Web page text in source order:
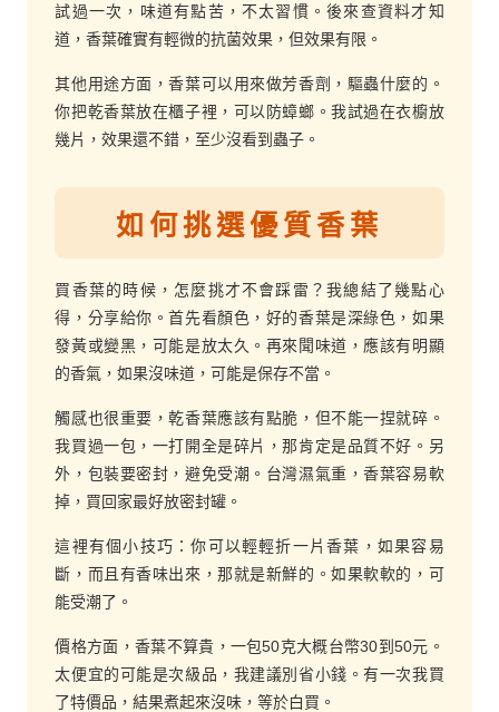
試過一次，味道有點苦，不太習慣。後來查資料才知
道，香葉確實有輕微的抗菌效果，但效果有限。
其他用途方面，香葉可以用來做芳香劑，驅蟲什麼的。
你把乾香葉放在櫃子裡，可以防蟑螂。我試過在衣櫥放
幾片，效果還不錯，至少沒看到蟲子。
如何挑選優質香葉
買香葉的時候，怎麼挑才不會踩雷？我總結了幾點心
得，分享給你。首先看顏色，好的香葉是深綠色，如果
發黃或變黑，可能是放太久。再來聞味道，應該有明顯
的香氣，如果沒味道，可能是保存不當。
觸感也很重要，乾香葉應該有點脆，但不能一捏就碎。
我買過一包，一打開全是碎片，那肯定是品質不好。另
外，包裝要密封，避免受潮。台灣濕氣重，香葉容易軟
掉，買回家最好放密封罐。
這裡有個小技巧：你可以輕輕折一片香葉，如果容易
斷，而且有香味出來，那就是新鮮的。如果軟軟的，可
能受潮了。
價格方面，香葉不算貴，一包50克大概台幣30到50元。
太便宜的可能是次級品，我建議別省小錢。有一次我買
了特價品，結果煮起來沒味，等於白買。